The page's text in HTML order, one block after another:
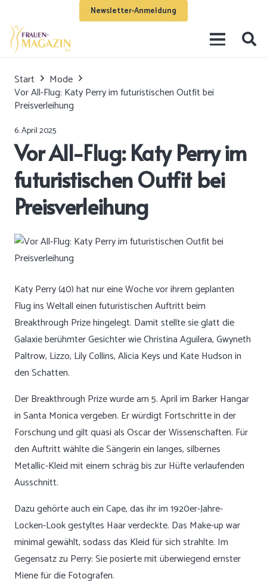
Newsletter-Anmeldung
Start
Mode
Vor All-Flug: Katy Perry im futuristischen Outfit bei
Preisverleihung
6. April 2025
Vor All-Flug: Katy Perry im
futuristischen Outfit bei
Preisverleihung
Katy Perry (40) hat nur eine Woche vor ihrem geplanten
Flug ins Weltall einen futuristischen Auftritt beim
Breakthrough Prize hingelegt. Damit stellte sie glatt die
Galaxie berühmter Gesichter wie Christina Aguilera, Gwyneth
Paltrow, Lizzo, Lily Collins, Alicia Keys und Kate Hudson in
den Schatten.
Der Breakthrough Prize wurde am 5. April im Barker Hangar
in Santa Monica vergeben. Er würdigt Fortschritte in der
Forschung und gilt quasi als Oscar der Wissenschaften. Für
den Auftritt wählte die Sängerin ein langes, silbernes
Metallic-Kleid mit einem schräg bis zur Hüfte verlaufenden
Ausschnitt.
Dazu gehörte auch ein Cape, das ihr im 1920er-Jahre-
Locken-Look gestyltes Haar verdeckte. Das Make-up war
minimal gewählt, sodass das Kleid für sich strahlte. Im
Gegensatz zu Perry: Sie posierte mit überwiegend ernster
Miene für die Fotografen.